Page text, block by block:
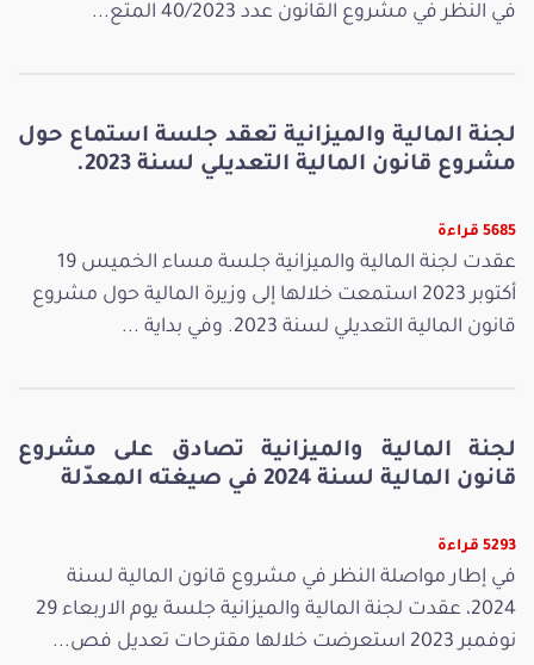
في النظر في مشروع القانون عدد 40/2023 المتع...
لجنة المالية والميزانية تعقد جلسة استماع حول
مشروع قانون المالية التعديلي لسنة 2023.
5685 قراءة
عقدت لجنة المالية والميزانية جلسة مساء الخميس 19
أكتوبر 2023 استمعت خلالها إلى وزيرة المالية حول مشروع
قانون المالية التعديلي لسنة 2023. وفي بداية ...
لجنة المالية والميزانية تصادق على مشروع
قانون المالية لسنة 2024 في صيغته المعدّلة
5293 قراءة
في إطار مواصلة النظر في مشروع قانون المالية لسنة
2024، عقدت لجنة المالية والميزانية جلسة يوم الاربعاء 29
نوفمبر 2023 استعرضت خلالها مقترحات تعديل فص...